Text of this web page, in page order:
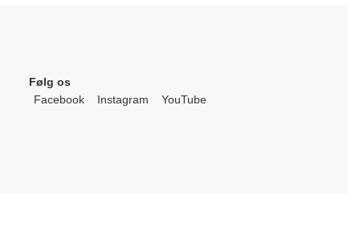
Følg os
Facebook
Instagram YouTube